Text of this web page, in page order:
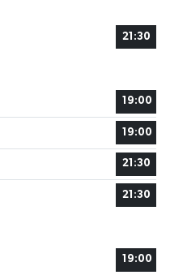
21:30
19:00
19:00
21:30
21:30
19:00